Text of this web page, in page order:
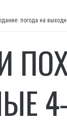
погода на